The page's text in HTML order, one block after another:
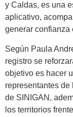
y Caldas, es una
aplicativo,
generar confianza
Según Paula
registro se
objetivo es hacer
representantes
de SINIGAN,
los territorios